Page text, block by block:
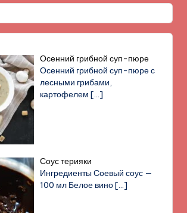
Осенний грибной суп-пюре
Осенний грибной суп-пюре с
лесными грибами,
картофелем[…]
Соус терияки
Ингредиенты Соевый соус —
100 мл Белое вино[…]